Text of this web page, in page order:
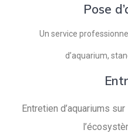
Pose
Un service
d’aquarium,
Entretien d’aquariums